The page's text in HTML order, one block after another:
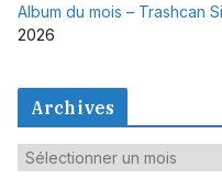
Album du mois – Trashcan
2026
Archives
A